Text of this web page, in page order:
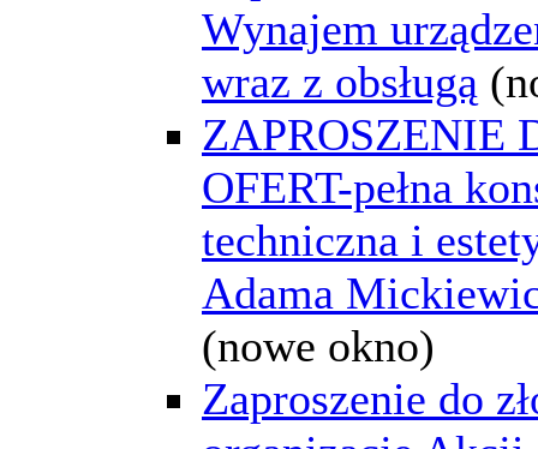
Wynajem
wraz z obsługą
ZAPROSZENIE
OFERT-pełna
techniczna i
Adama
(nowe okno)
Zaproszenie do